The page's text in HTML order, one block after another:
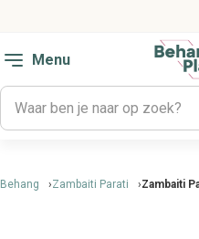
Menu
Behang Zambaiti Parati Zambaiti